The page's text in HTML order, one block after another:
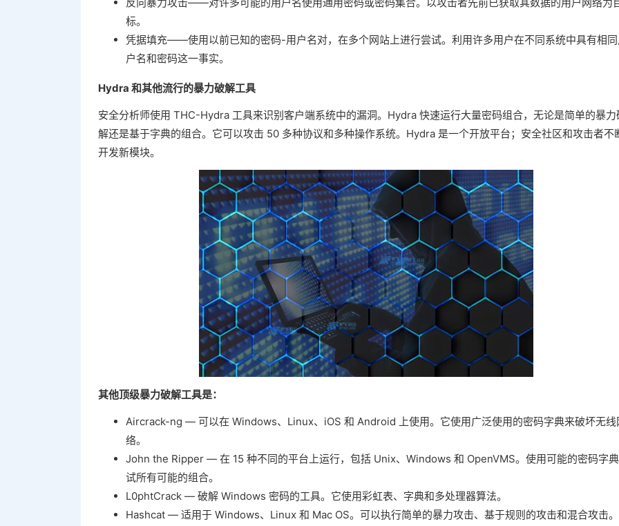
标。
凭据填充——使用以前已知的密码-用户名对，在多个网站上进行尝试。利用许多用户在不同系统中具有相
户名和密码这一事实。
Hydra 和其他流行的暴力破解工具
安全分析师使用 THC-Hydra 工具来识别客户端系统中的漏洞。Hydra 快速运行大量密码组合，无论是简单的暴力
解还是基于字典的组合。它可以攻击 50 多种协议和多种操作系统。Hydra 是一个开放平台；安全社区和攻击者不
开发新模块。
其他顶级暴力破解工具是：
Aircrack-ng — 可以在 Windows、Linux、iOS 和 Android 上使用。它使用广泛使用的密码字典来破坏无线
络。
John the Ripper — 在 15 种不同的平台上运行，包括 Unix、Windows 和 OpenVMS。使用可能的密码字
试所有可能的组合。
L0phtCrack — 破解 Windows 密码的工具。它使用彩虹表、字典和多处理器算法。
Hashcat — 适用于 Windows、Linux 和 Mac OS。可以执行简单的暴力攻击、基于规则的攻击和混合攻击。